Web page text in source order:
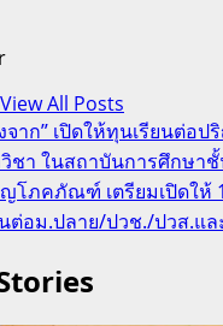
View All Posts
จาก” เปิดให้ทุนเรียนต่
ชา ในสถาบันการศึกษา
ญโภคภัณฑ์ เตรียมเปิดให้
ต่อม.ปลาย/ปวช./ปวส.แ